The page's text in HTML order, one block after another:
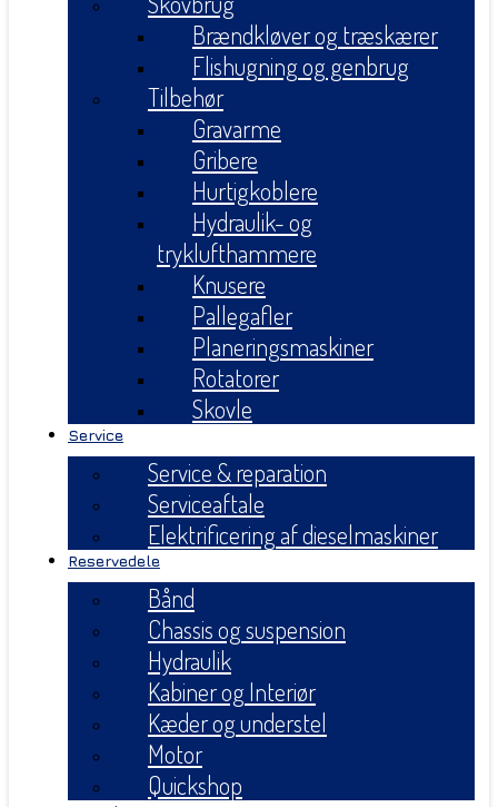
Brændkløver og træskærer
Flishugning og genbrug
Tilbehør
Gravarme
Gribere
Hurtigkoblere
Hydraulik- og
tryklufthammere
Knusere
Pallegafler
Planeringsmaskiner
Rotatorer
Skovle
Service
Service & reparation
Serviceaftale
Elektrificering af dieselmaskiner
Reservedele
Bånd
Chassis og suspension
Hydraulik
Kabiner og Interiør
Kæder og understel
Motor
Quickshop